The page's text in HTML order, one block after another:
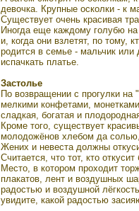
девочка. Крупные осколки - к
Существует очень красивая
Иногда еще каждому голубю на
и, когда они взлетят, по тому,
родится в семье - мальчик или
испачкать платье.
Застолье
По возвращении с прогулки
мелкими конфетами,
сладкая, богатая и
Кроме того, существует
молодожёнов хлебом да
Жених и невеста должны
Считается, что тот, кто
Место, в котором проходит
плакатов, лент и воздушных
радостью и воздушной
увидите, какой радостью